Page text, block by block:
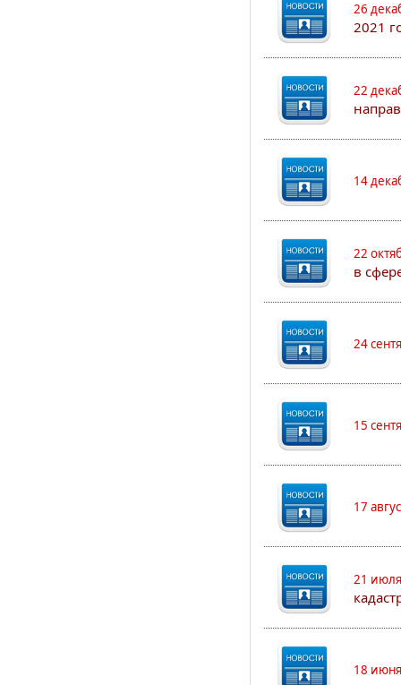
26
2021
22
14
22
в
24
15
17
21
18